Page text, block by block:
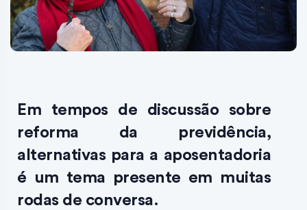
Em tempos de discussão sobre
reforma da previdência,
alternativas para a aposentadoria
é um tema presente em muitas
rodas de conversa.